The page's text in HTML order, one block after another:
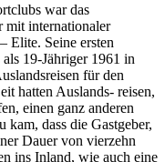
war das
mit internationaler
Elite. Seine ersten
19-Jähriger 1961 in
für den
hatten Auslands- reisen,
einen ganz anderen
dass die Gastgeber,
Dauer von vierzehn
ins Inland, wie auch eine